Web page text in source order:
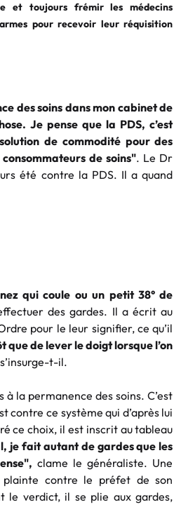
et toujours frémir les médecins
pour recevoir leur réquisition
des soins dans mon cabinet de
Je pense que la PDS, c’est
de commodité pour des
de soins". Le Dr
été contre la PDS. Il a quand
qui coule ou un petit 38° de
des gardes. Il a écrit au
pour le leur signifier, ce qu’il
que de lever le doigt lorsque l’on
s’insurge-t-il.
la permanence des soins. C’est
contre ce système qui d’après lui
ce choix, il est inscrit au tableau
je fait autant de gardes que les
clame le généraliste. Une
contre le préfet de son
le verdict, il se plie aux gardes,